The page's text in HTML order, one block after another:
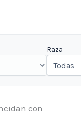
Raza
con